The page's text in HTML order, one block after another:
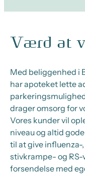
Værd at
Med beliggenhed i
har apoteket lette
drager omsorg for
Vores kunder vil
niveau og altid
til at give influenza-
stivkrampe- og
forsendelse med